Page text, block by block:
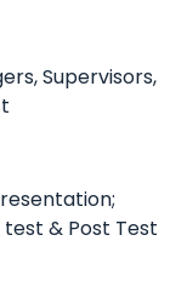
Supervisors,
test & Post Test